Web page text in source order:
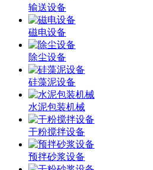
输送设备
磁电设备
除尘设备
硅藻泥设备
水泥包装机械
干粉搅拌设备
预拌砂浆设备